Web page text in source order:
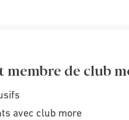
de club
avec club more